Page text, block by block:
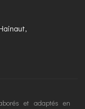
et adaptés en